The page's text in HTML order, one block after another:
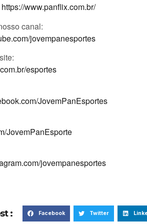
https://www.panflix.com.br/
canal:
jovempanesportes
esportes
JovemPanEsportes
JovemPanEsporte
jovempanesportes
: Facebook Twitter